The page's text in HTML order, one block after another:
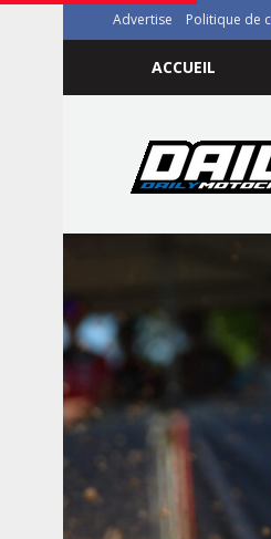
Advertise Politique de
ACCUEIL